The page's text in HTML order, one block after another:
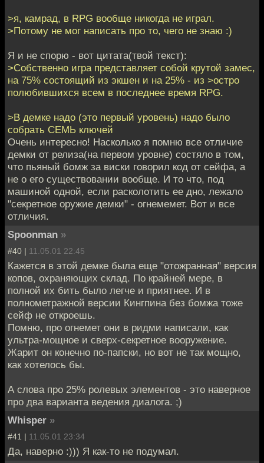
>я, камрад, в RPG вообще никогда не играл.
>Потому не мог написать про то, чего не знаю :)
Я и не спорю - вот цитата(твой текст):
>Собственно игра представляет собой крутой замес,
на 75% состоящий из экшен и на 25% - из >остро
полюбившихся всем в последнее время RPG.
>В демке надо (это первый уровень) надо было
собрать СЕМЬ ключей
Очень интересно! Насколько я помню все отличие
демки от релиза(на первом уровне) состяло в том,
что пьяный бомж за виски говорил код от сейфа, а
не о его существовании вообще. И то что, под
машиной одной, если расколотить ее дно, лежало
"секретное оружие демки" - огнемемет. Вот и все
отличия.
Spoonman »
#40 | 11.05.01 22:45
Кажется в этой демке была еще "отожранная" версия
копов, охраняющих склад. По крайней мере, в
полной их бить было легче и приятнее. И в
полнометражной версии Кингпина без бомжа тоже
сейф не откроешь.
Помню, про огнемет они в ридми написали, как
ультра-мощное и сверх-секретное вооружение.
Жарит он конечно по-папски, но вот не так мощно,
как хотелось бы.
А слова про 25% ролевых элементов - это наверное
про два варианта ведения диалога. ;)
Whisper »
#41 | 11.05.01 23:34
Да, наверно :))) Я как-то не подумал.